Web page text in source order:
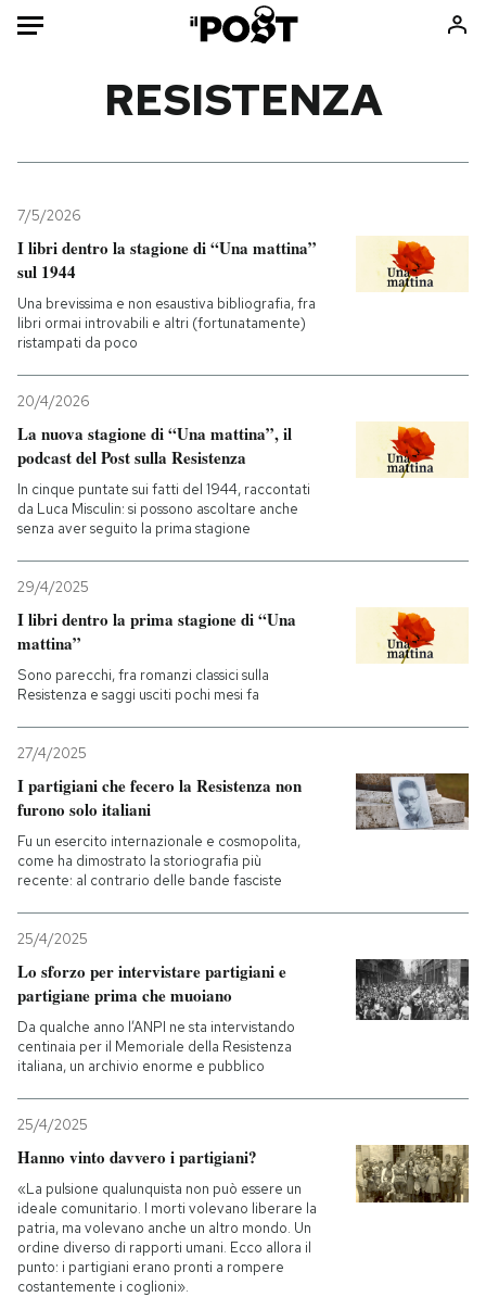
Mondo
Politica
Tecnologia
Internet
Scienza
Economia
Sport
Consumismi
Ok Boomer!
Mondiali calcio 2026
PODCAST
NEWSLETTER
I MIEI PREFERITI
SHOP
CALENDARIO
AREA PERSONALE
Entra
RESISTENZA
7/5/2026
I libri dentro la stagione di “Una mattina”
sul 1944
Una brevissima e non esaustiva bibliografia, fra
libri ormai introvabili e altri (fortunatamente)
ristampati da poco
20/4/2026
La nuova stagione di “Una mattina”, il
podcast del Post sulla Resistenza
In cinque puntate sui fatti del 1944, raccontati
da Luca Misculin: si possono ascoltare anche
senza aver seguito la prima stagione
29/4/2025
I libri dentro la prima stagione di “Una
mattina”
Sono parecchi, fra romanzi classici sulla
Resistenza e saggi usciti pochi mesi fa
27/4/2025
I partigiani che fecero la Resistenza non
furono solo italiani
Fu un esercito internazionale e cosmopolita,
come ha dimostrato la storiografia più
recente: al contrario delle bande fasciste
25/4/2025
Lo sforzo per intervistare partigiani e
partigiane prima che muoiano
Da qualche anno l’ANPI ne sta intervistando
centinaia per il Memoriale della Resistenza
italiana, un archivio enorme e pubblico
25/4/2025
Hanno vinto davvero i partigiani?
«La pulsione qualunquista non può essere un
ideale comunitario. I morti volevano liberare la
patria, ma volevano anche un altro mondo. Un
ordine diverso di rapporti umani. Ecco allora il
punto: i partigiani erano pronti a rompere
costantemente i coglioni».